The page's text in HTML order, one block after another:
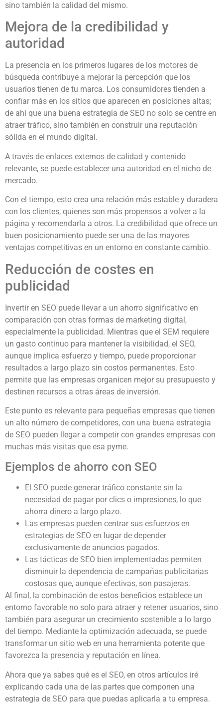
sino también la calidad del mismo.
Mejora de la credibilidad y
autoridad
La presencia en los primeros lugares de los motores de
búsqueda contribuye a mejorar la percepción que los
usuarios tienen de tu marca. Los consumidores tienden a
confiar más en los sitios que aparecen en posiciones altas;
de ahí que una buena estrategia de SEO no solo se centre en
atraer tráfico, sino también en construir una reputación
sólida en el mundo digital.
A través de enlaces externos de calidad y contenido
relevante, se puede establecer una autoridad en el nicho de
mercado.
Con el tiempo, esto crea una relación más estable y duradera
con los clientes, quienes son más propensos a volver a la
página y recomendarla a otros. La credibilidad que ofrece un
buen posicionamiento puede ser una de las mayores
ventajas competitivas en un entorno en constante cambio.
Reducción de costes en
publicidad
Invertir en SEO puede llevar a un ahorro significativo en
comparación con otras formas de marketing digital,
especialmente la publicidad. Mientras que el SEM requiere
un gasto continuo para mantener la visibilidad, el SEO,
aunque implica esfuerzo y tiempo, puede proporcionar
resultados a largo plazo sin costos permanentes. Esto
permite que las empresas organicen mejor su presupuesto y
destinen recursos a otras áreas de inversión.
Este punto es relevante para pequeñas empresas que tienen
un alto número de competidores, con una buena estrategia
de SEO pueden llegar a competir con grandes empresas con
muchas más visitas que esa pyme.
Ejemplos de ahorro con SEO
El SEO puede generar tráfico constante sin la
necesidad de pagar por clics o impresiones, lo que
ahorra dinero a largo plazo.
Las empresas pueden centrar sus esfuerzos en
estrategias de SEO en lugar de depender
exclusivamente de anuncios pagados.
Las tácticas de SEO bien implementadas permiten
disminuir la dependencia de campañas publicitarias
costosas que, aunque efectivas, son pasajeras.
Al final, la combinación de estos beneficios establece un
entorno favorable no solo para atraer y retener usuarios, sino
también para asegurar un crecimiento sostenible a lo largo
del tiempo. Mediante la optimización adecuada, se puede
transformar un sitio web en una herramienta potente que
favorezca la presencia y reputación en línea.
Ahora que ya sabes qué es el SEO, en otros artículos iré
explicando cada una de las partes que componen una
estrategia de SEO para que puedas aplicarla a tu empresa.